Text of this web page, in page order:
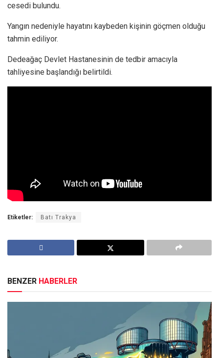
cesedi bulundu.
Yangın nedeniyle hayatını kaybeden kişinin göçmen olduğu
tahmin ediliyor.
Dedeağaç Devlet Hastanesinin de tedbir amacıyla
tahliyesine başlandığı belirtildi.
Etiketler: Batı Trakya
BENZER HABERLER